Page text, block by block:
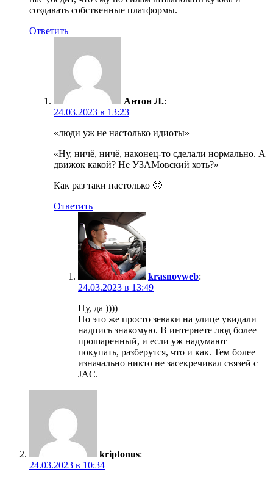
создавать собственные платформы.
Ответить
Антон Л.:
24.03.2023 в 13:23
«люди уж не настолько идиоты»
«Ну, ничё, ничё, наконец-то сделали нормально. А
движок какой? Не УЗАМовский хоть?»
Как раз таки настолько 🙂
Ответить
krasnovweb:
24.03.2023 в 13:49
Ну, да ))))
Но это же просто зеваки на улице увидали
надпись знакомую. В интернете люд более
прошаренный, и если уж надумают
покупать, разберутся, что и как. Тем более
изначально никто не засекречивал связей с
JAC.
kriptonus:
24.03.2023 в 10:34